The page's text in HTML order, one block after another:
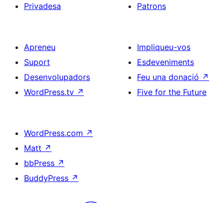
Privadesa
Patrons
Apreneu
Suport
Desenvolupadors
WordPress.tv ↗
Impliqueu-vos
Esdeveniments
Feu una donació ↗
Five for the Future
WordPress.com ↗
Matt ↗
bbPress ↗
BuddyPress ↗